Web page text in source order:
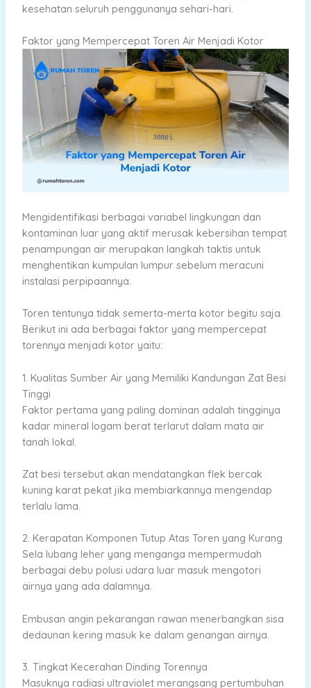
kesehatan seluruh penggunanya sehari-hari.
Faktor yang Mempercepat Toren Air Menjadi Kotor
Mengidentifikasi berbagai variabel lingkungan dan
kontaminan luar yang aktif merusak kebersihan tempat
penampungan air merupakan langkah taktis untuk
menghentikan kumpulan lumpur sebelum meracuni
instalasi perpipaannya.
Toren tentunya tidak semerta-merta kotor begitu saja.
Berikut ini ada berbagai faktor yang mempercepat
torennya menjadi kotor yaitu:
1. Kualitas Sumber Air yang Memiliki Kandungan Zat Besi
Tinggi
Faktor pertama yang paling dominan adalah tingginya
kadar mineral logam berat terlarut dalam mata air
tanah lokal.
Zat besi tersebut akan mendatangkan flek bercak
kuning karat pekat jika membiarkannya mengendap
terlalu lama.
2. Kerapatan Komponen Tutup Atas Toren yang Kurang
Sela lubang leher yang menganga mempermudah
berbagai debu polusi udara luar masuk mengotori
airnya yang ada dalamnya.
Embusan angin pekarangan rawan menerbangkan sisa
dedaunan kering masuk ke dalam genangan airnya.
3. Tingkat Kecerahan Dinding Torennya
Masuknya radiasi ultraviolet merangsang pertumbuhan